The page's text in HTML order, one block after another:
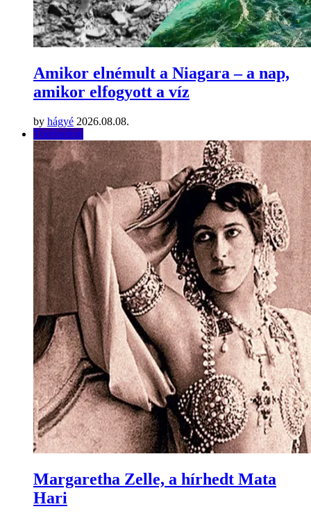
Amikor elnémult a Niagara – a nap,
amikor elfogyott a víz
by hágyé 2026.08.08.
Történelem
Margaretha Zelle, a hírhedt Mata
Hari